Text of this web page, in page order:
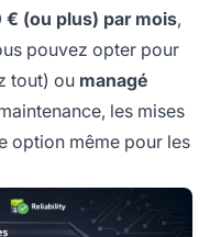
€ (ou plus) par mois,
pouvez opter pour
tout) ou managé
les mises
option même pour les